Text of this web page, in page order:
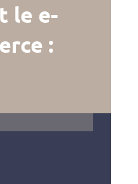
le e-
: